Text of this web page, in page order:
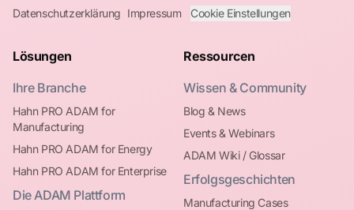
Datenschutzerklärung Impressum Cookie Einstellungen
Lösungen
Ihre Branche
Hahn PRO ADAM for
Manufacturing
Hahn PRO ADAM for Energy
Hahn PRO ADAM for Enterprise
Die ADAM Plattform
Ressourcen
Wissen & Community
Blog & News
Events & Webinars
ADAM Wiki / Glossar
Erfolgsgeschichten
Manufacturing Cases